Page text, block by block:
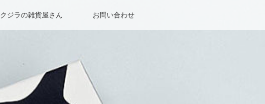
クジラの雑貨屋さん お問い合わせ